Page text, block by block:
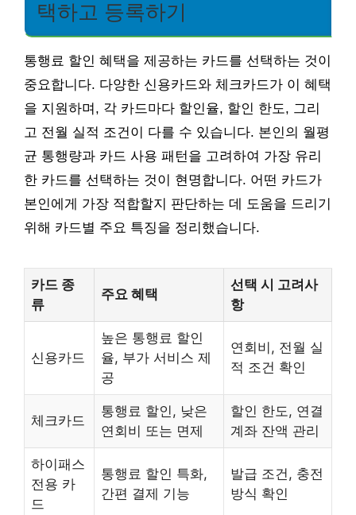
택하고 등록하기
통행료 할인 혜택을 제공하는 카드를 선택하는 것이
중요합니다. 다양한 신용카드와 체크카드가 이 혜택
을 지원하며, 각 카드마다 할인율, 할인 한도, 그리
고 전월 실적 조건이 다를 수 있습니다. 본인의 월평
균 통행량과 카드 사용 패턴을 고려하여 가장 유리
한 카드를 선택하는 것이 현명합니다. 어떤 카드가
본인에게 가장 적합할지 판단하는 데 도움을 드리기
위해 카드별 주요 특징을 정리했습니다.
카드 종
류
주요 혜택
선택 시 고려사
항
신용카드
높은 통행료 할인
율, 부가 서비스 제
공
연회비, 전월 실
적 조건 확인
체크카드
통행료 할인, 낮은
연회비 또는 면제
할인 한도, 연결
계좌 잔액 관리
하이패스
전용 카
드
통행료 할인 특화,
간편 결제 기능
발급 조건, 충전
방식 확인